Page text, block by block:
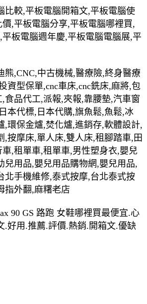
比較,平板電腦開箱文,平板電腦使
,平板電腦分享,平板電腦哪裡買,
板電腦週年慶,平板電腦電腦展,平
熊,CNC,中古機械,醫療險,終身醫療
資型保單,cnc車床,cnc銑床,麻將,包
食品代工,派報,夾報,靠腰墊,汽車窗
本代標,日本代購,旗魚鬆,魚鬆,冰
,環保金爐,焚化爐,進銷存,軟體設計,
,按摩床,單人床,雙人床,租腳踏車,田
,租單車,租單車,男性塑身衣,嬰兒
兒用品,嬰兒用品購物網,嬰兒用品,
北手機維修,泰式按摩,台北泰式按
指外翻,麻糬老店
90 GS 路跑 女鞋哪裡買最便宜.心
.好用.推薦.評價.熱銷.開箱文.優缺